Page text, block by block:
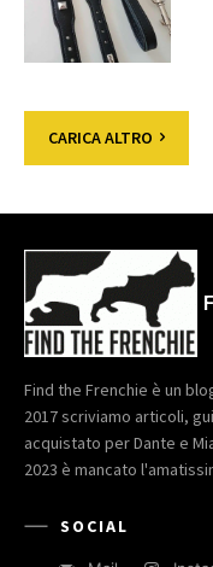
CARICA ALTRO
Find the Frenchie è un
2017 scriviamo articoli,
acquistato per Dante e
2023 è mancato
SOCIAL